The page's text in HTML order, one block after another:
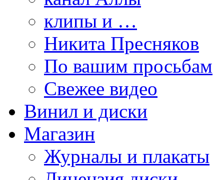
клипы и …
Никита Пресняков
По вашим просьбам
Свежее видео
Винил и диски
Магазин
Журналы и плакаты